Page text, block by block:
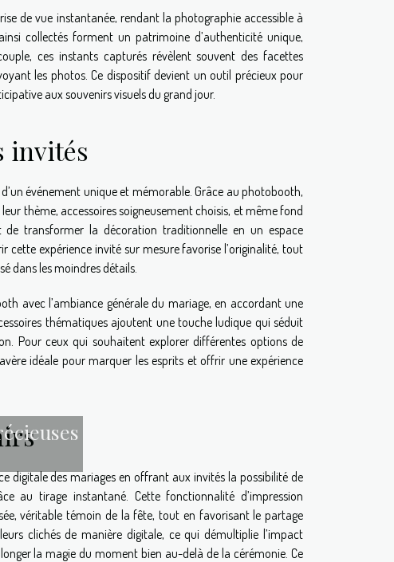
de vue instantanée, rendant la photographie accessible à
collectés forment un patrimoine d’authenticité unique,
ces instants capturés révèlent souvent des facettes
les photos. Ce dispositif devient un outil précieux pour
aux souvenirs visuels du grand jour.
invités
événement unique et mémorable. Grâce au photobooth,
thème, accessoires soigneusement choisis, et même fond
transformer la décoration traditionnelle en un espace
cette expérience invité sur mesure favorise l’originalité, tout
dans les moindres détails.
avec l’ambiance générale du mariage, en accordant une
thématiques ajoutent une touche ludique qui séduit
Pour ceux qui souhaitent explorer différentes options de
idéale pour marquer les esprits et offrir une expérience
digitale des mariages en offrant aux invités la possibilité de
au tirage instantané. Cette fonctionnalité d’impression
véritable témoin de la fête, tout en favorisant le partage
clichés de manière digitale, ce qui démultiplie l’impact
la magie du moment bien au-delà de la cérémonie. Ce